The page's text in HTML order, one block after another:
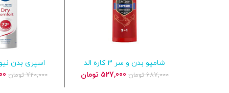
افزودن به سبد خریدشامپو بدن و سر 3 کاره الد
اسپاس با رایحه دریایی Old Spice
captain
687,000 تومان قیمت
527,000 تومان
افزودن به
Comfort ضد تعریق 250 میل
720,000 تومان